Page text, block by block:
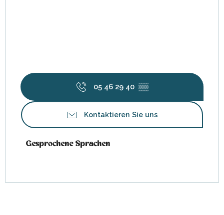
05 46 29 40 ▒▒
Kontaktieren Sie uns
Gesprochene Sprachen
Gesprochene Sprachen